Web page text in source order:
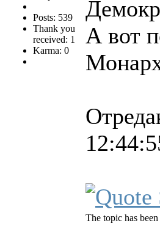
Posts: 539
Thank you
received: 1
Karma: 0
А вот
The topic has